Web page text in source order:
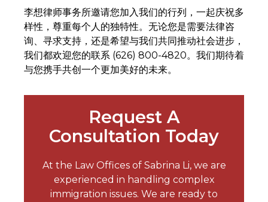
李想律师事务所邀请您加入我们的行列，一起庆祝多
样性，尊重每个人的独特性。无论您是需要法律咨
询、寻求支持，还是希望与我们共同推动社会进步，
我们都欢迎您的联系 (626) 800-4820。我们期待着
与您携手共创一个更加美好的未来。
Request A
Consultation Today
At the Law Offices of Sabrina Li, we are
experienced in handling complex
immigration issues. We are ready to